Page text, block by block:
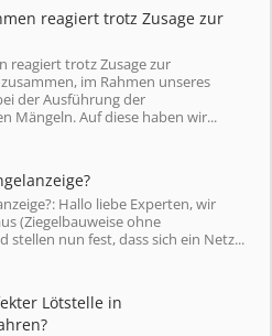
reagiert trotz Zusage zur
reagiert trotz Zusage zur
im Rahmen unseres
der Ausführung der
Mängeln. Auf diese haben wir...
Hallo liebe Experten, wir
(Ziegelbauweise ohne
nun fest, dass sich ein Netz...
Lötstelle in